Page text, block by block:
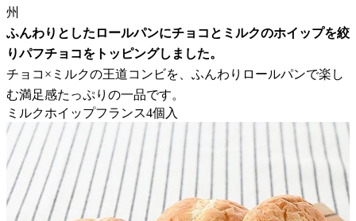
州
ふんわりとしたロールパンにチョコとミルクのホイップを絞
りパフチョコをトッピングしました。
チョコ×ミルクの王道コンビを、ふんわりロールパンで楽し
む満足感たっぷりの一品です。
ミルクホイップフランス4個入